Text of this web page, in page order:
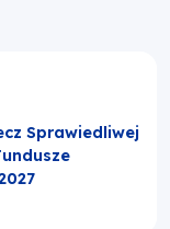
Sprawiedliwej